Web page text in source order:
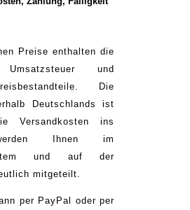
Preise enthalten die
Umsatzsteuer und
Die
Deutschlands ist
Versandkosten ins
Ihnen im
und auf der
mitgeteilt.
per PayPal oder per